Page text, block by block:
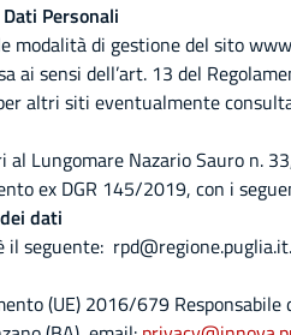
Personali
modalità di gestione del sito
ai sensi dell’art. 13 del
altri siti eventualmente
al Lungomare Nazario Sauro n.
ex DGR 145/2019, con i
dati
il seguente: rpd@regione.puglia.it.
(UE) 2016/679